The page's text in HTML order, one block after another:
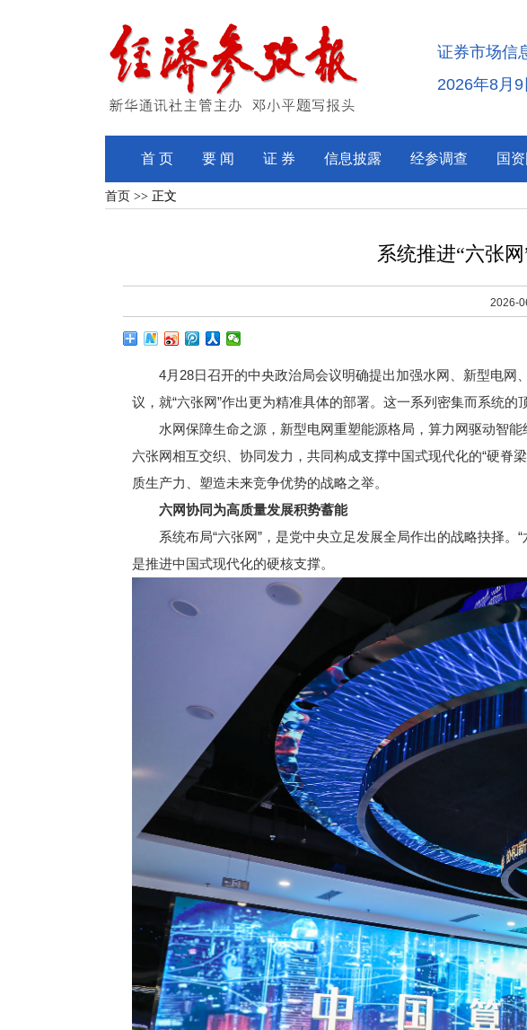
证券市场信
2026年8月9
首 页 要 闻 证 券 信息披露 经参调查 国
首页 >> 正文
系统推进“六张
2026-
4月28日召开的中央政治局会议明确提出加强水网、新型电网
议，就“六张网”作出更为精准具体的部署。这一系列密集而系统
水网保障生命之源，新型电网重塑能源格局，算力网驱动智能
六张网相互交织、协同发力，共同构成支撑中国式现代化的“硬脊
质生产力、塑造未来竞争优势的战略之举。
六网协同为高质量发展积势蓄能
系统布局“六张网”，是党中央立足发展全局作出的战略抉择。“
是推进中国式现代化的硬核支撑。